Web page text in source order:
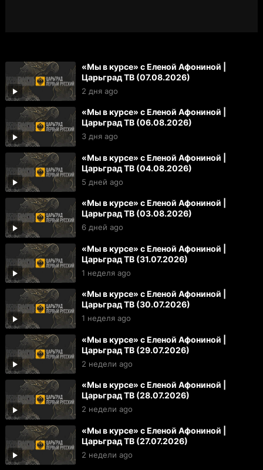
«Мы в курсе» с Еленой Афониной |
Царьград ТВ (07.08.2026)
2 дня ago
«Мы в курсе» с Еленой Афониной |
Царьград ТВ (06.08.2026)
3 дня ago
«Мы в курсе» с Еленой Афониной |
Царьград ТВ (04.08.2026)
5 дней ago
«Мы в курсе» с Еленой Афониной |
Царьград ТВ (03.08.2026)
6 дней ago
«Мы в курсе» с Еленой Афониной |
Царьград ТВ (31.07.2026)
1 неделя ago
«Мы в курсе» с Еленой Афониной |
Царьград ТВ (30.07.2026)
1 неделя ago
«Мы в курсе» с Еленой Афониной |
Царьград ТВ (29.07.2026)
2 недели ago
«Мы в курсе» с Еленой Афониной |
Царьград ТВ (28.07.2026)
2 недели ago
«Мы в курсе» с Еленой Афониной |
Царьград ТВ (27.07.2026)
2 недели ago